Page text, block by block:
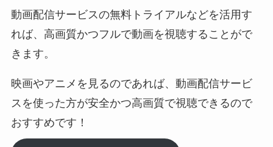
動画配信サービスの無料トライアルなどを活用す
れば、高画質かつフルで動画を視聴することがで
きます。
映画やアニメを見るのであれば、動画配信サービ
スを使った方が安全かつ高画質で視聴できるので
おすすめです！